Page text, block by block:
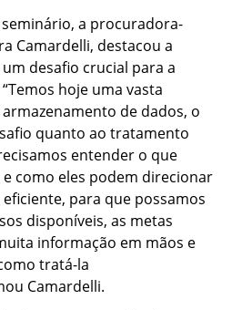
a procuradora-
Camardelli, destacou a
desafio crucial para a
hoje uma vasta
de dados, o
quanto ao tratamento
entender o que
como eles podem direcionar
para que possamos
disponíveis, as metas
informação em mãos e
tratá-la
Camardelli.